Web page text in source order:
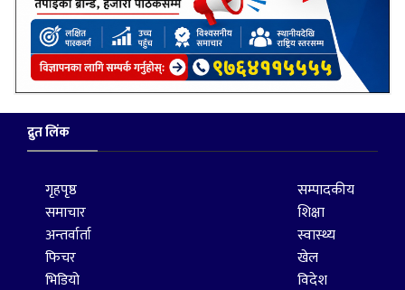
द्रुत लिंक
गृहपृष्ठ
समाचार
अन्तर्वार्ता
फिचर
भिडियो
सम्पादकीय
शिक्षा
स्वास्थ्य
खेल
विदेश